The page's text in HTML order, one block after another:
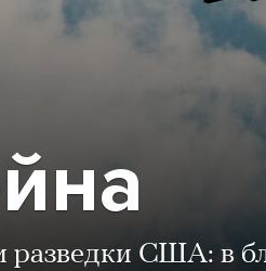
разведки США: в